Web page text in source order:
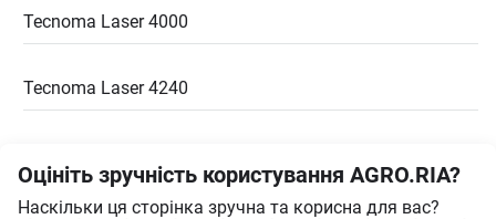
Tecnoma Laser 4000
Tecnoma Laser 4240
Оцініть зручність користування AGRO.RIA?
Наскільки ця сторінка зручна та корисна для вас?